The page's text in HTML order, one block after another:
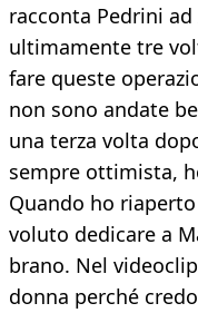
racconta Pedrini ad
ultimamente tre
fare queste
non sono andate
una terza volta
sempre ottimista,
Quando ho
voluto dedicare a
brano. Nel
donna perché